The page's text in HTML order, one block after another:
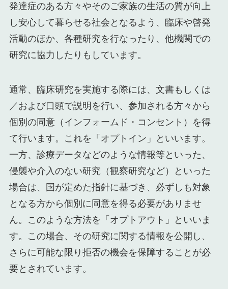
発達症のある方々やそのご家族の生活の質が向上
し安心して暮らせる社会となるよう、臨床や啓発
活動のほか、各種研究を行なったり、他機関での
研究に協力したりもしています。
通常、臨床研究を実施する際には、文書もしくは
／および口頭で説明を行い、参加される方々から
個別の同意（インフォームド・コンセント）を得
て行います。これを「オプトイン」といいます。
一方、診療データなどのような情報等といった、
侵襲や介入のない研究（観察研究など）といった
場合は、国が定めた指針に基づき、必ずしも対象
となる方から個別に同意を得る必要がありませ
ん。このような方法を「オプトアウト」といいま
す。この場合、その研究に関する情報を公開し、
さらに可能な限り拒否の機会を保障することが必
要とされています。